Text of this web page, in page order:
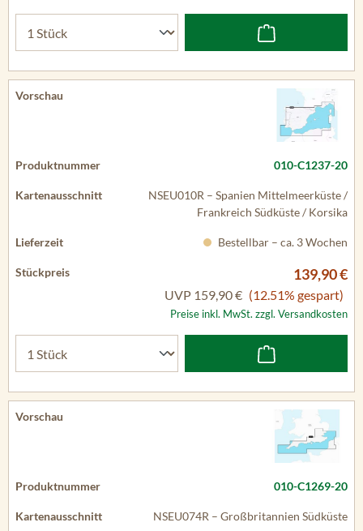
010-C1237-20
NSEU010R – Spanien Mittelmeerküste /
Frankreich Südküste / Korsika
Bestellbar – ca. 3 Wochen
139,90 €
UVP 159,90 € (12.51% gespart)
Preise inkl. MwSt. zzgl. Versandkosten
010-C1269-20
NSEU074R – Großbritannien Südküste